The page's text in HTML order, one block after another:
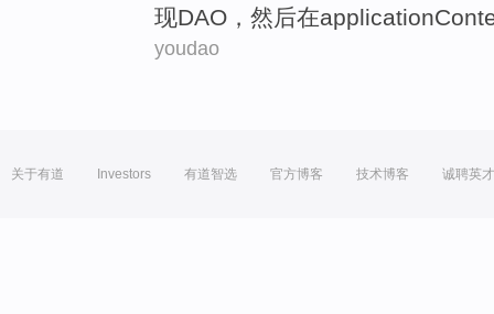
现DAO ， 然后在
youdao
关于有道 Investors 有道智选 官方博客 技术博客 诚聘英才